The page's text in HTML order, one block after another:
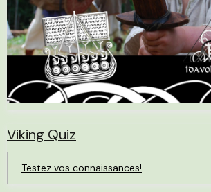
Viking Quiz
Testez vos connaissances!